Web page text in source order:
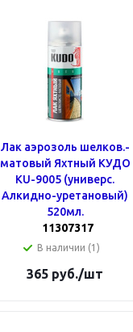
Лак аэрозоль шелков.-
матовый Яхтный КУДО
KU-9005 (универс.
Алкидно-уретановый)
520мл.
11307317
В наличии (1)
365 руб./шт